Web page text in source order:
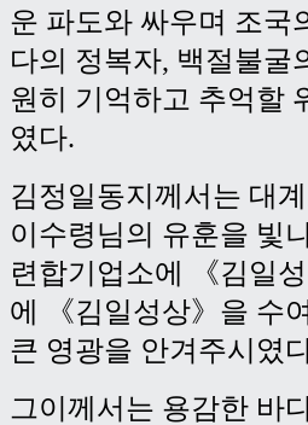
운 파도와 싸우며 조국
다의 정복자, 백절불굴
원히 기억하고 추억할
였다.
김정일동지께서는 대
이수령님의 유훈을 빛
련합기업소에 《김일
에 《김일성상》을 수
큰 영광을 안겨주시였
그이께서는 용감한 바